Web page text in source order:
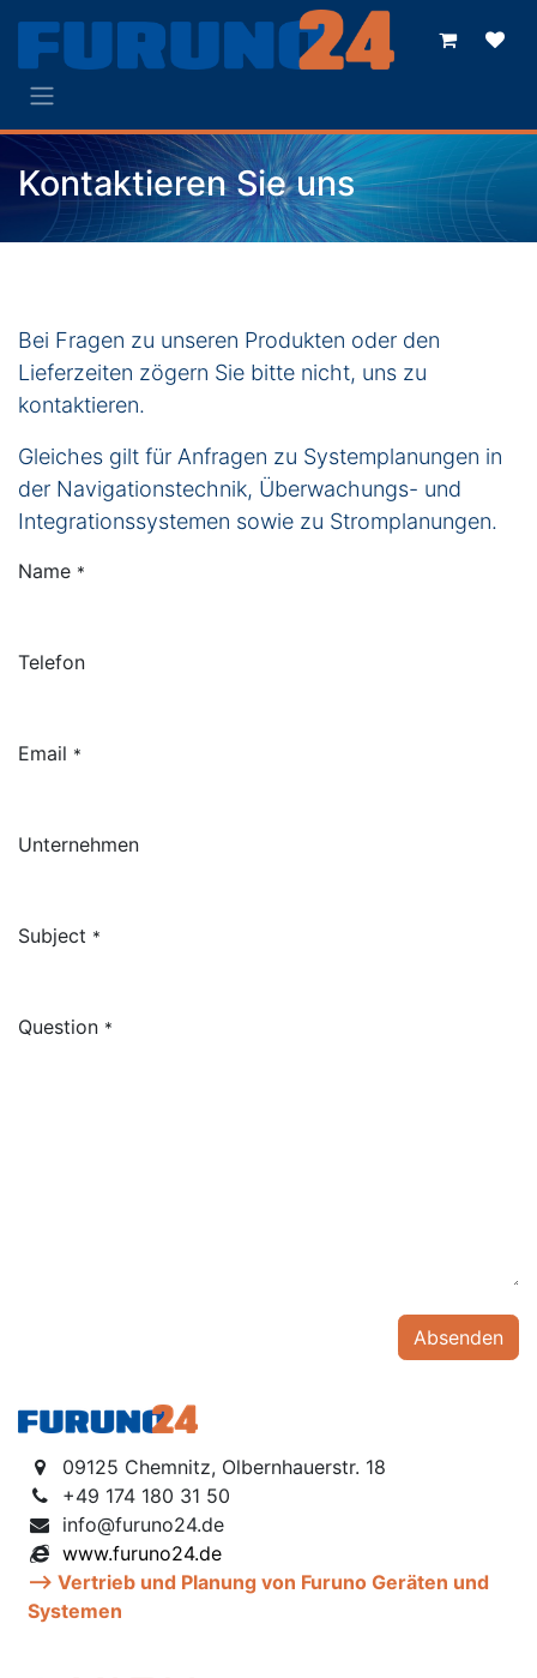
Kontaktieren Sie uns
Bei Fragen zu unseren Produkten oder den
Lieferzeiten zögern Sie bitte nicht, uns zu
kontaktieren.
Gleiches gilt für Anfragen zu Systemplanungen in
der Navigationstechnik, Überwachungs- und
Integrationssystemen sowie zu Stromplanungen.
Name *
Telefon
Email *
Unternehmen
Subject *
Question *
Absenden
09125 Chemnitz, Olbernhauerstr. 18
+49 174 180 31 50
info@furuno24.de
www.furuno24.de
--> Vertrieb und Planung von Furuno Geräten und
Systemen